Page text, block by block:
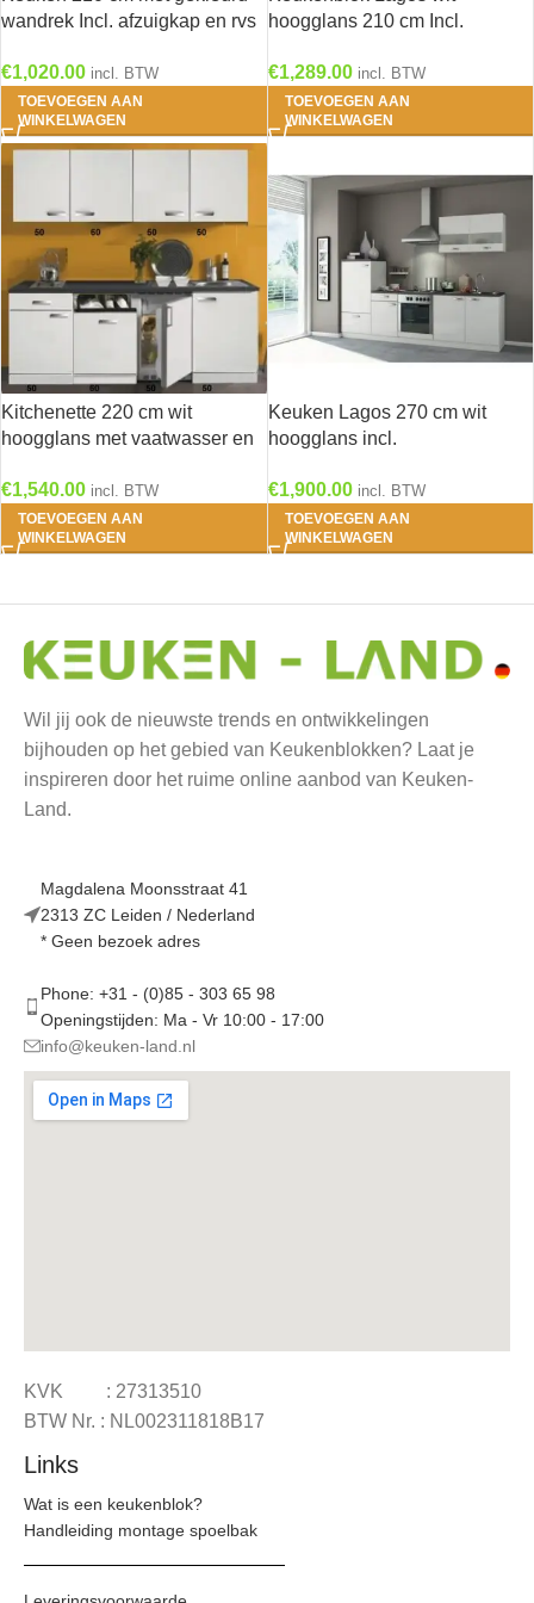
wandrek Incl. afzuigkap en rvs
€1,020.00 incl. BTW
TOEVOEGEN AAN
WINKELWAGEN
hoogglans 210 cm Incl.
€1,289.00 incl. BTW
TOEVOEGEN AAN
WINKELWAGEN
Kitchenette 220 cm wit
hoogglans met vaatwasser en
4534
€1,540.00 incl. BTW
TOEVOEGEN AAN
WINKELWAGEN
Keuken Lagos 270 cm wit
hoogglans incl.
€1,900.00 incl. BTW
TOEVOEGEN AAN
WINKELWAGEN
Wil jij ook de nieuwste trends en ontwikkelingen
bijhouden op het gebied van Keukenblokken? Laat je
inspireren door het ruime online aanbod van Keuken-
Land.
Magdalena Moonsstraat 41
2313 ZC Leiden / Nederland
* Geen bezoek adres
Phone: +31 - (0)85 - 303 65 98
Openingstijden: Ma - Vr 10:00 - 17:00
info@keuken-land.nl
KVK : 27313510
BTW Nr. : NL002311818B17
Links
Wat is een keukenblok?
Handleiding montage spoelbak